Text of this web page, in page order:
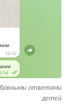
ответами
детей